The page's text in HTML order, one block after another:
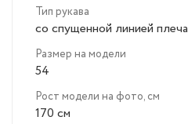
Тип рукава
со спущенной линией плеча
Размер на модели
54
Рост модели на фото, см
170 см